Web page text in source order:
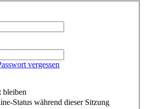
vergessen
bleiben
Status während dieser Sitzung